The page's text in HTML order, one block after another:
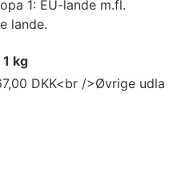
1: EU-lande m.fl.
lande.
kg
DKK<br />Øvrige